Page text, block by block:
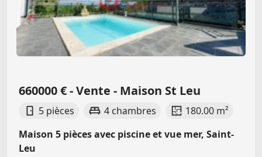
660000 € - Vente - Maison St Leu
5 pièces 4 chambres
180.00 m²
Maison 5 pièces avec piscine et vue mer, Saint-
Leu